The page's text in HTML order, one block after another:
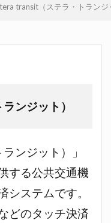
transit（ステラ・トラン
ンジット）
ンジット）」
する公共交通機
システムです。
どのタッチ決済